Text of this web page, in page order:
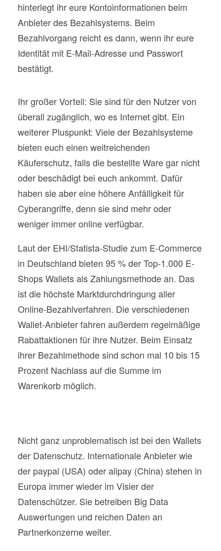
hinterlegt ihr eure Kontoinformationen beim
Anbieter des Bezahlsystems. Beim
Bezahlvorgang reicht es dann, wenn ihr eure
Identität mit E-Mail-Adresse und Passwort
bestätigt.
Ihr großer Vorteil: Sie sind für den Nutzer von
überall zugänglich, wo es Internet gibt. Ein
weiterer Pluspunkt: Viele der Bezahlsysteme
bieten euch einen weitreichenden
Käuferschutz, falls die bestellte Ware gar nicht
oder beschädigt bei euch ankommt. Dafür
haben sie aber eine höhere Anfälligkeit für
Cyberangriffe, denn sie sind mehr oder
weniger immer online verfügbar.
Laut der EHI/Statista-Studie zum E-Commerce
in Deutschland bieten 95 % der Top-1.000 E-
Shops Wallets als Zahlungsmethode an. Das
ist die höchste Marktdurchdringung aller
Online-Bezahlverfahren. Die verschiedenen
Wallet-Anbieter fahren außerdem regelmäßige
Rabattaktionen für ihre Nutzer. Beim Einsatz
ihrer Bezahlmethode sind schon mal 10 bis 15
Prozent Nachlass auf die Summe im
Warenkorb möglich.
Nicht ganz unproblematisch ist bei den Wallets
der Datenschutz. Internationale Anbieter wie
der paypal (USA) oder alipay (China) stehen in
Europa immer wieder im Visier der
Datenschützer. Sie betreiben Big Data
Auswertungen und reichen Daten an
Partnerkonzerne weiter.